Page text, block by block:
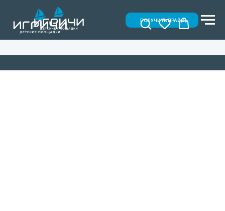
ПОЛУЧИТЬ ПРАЙС